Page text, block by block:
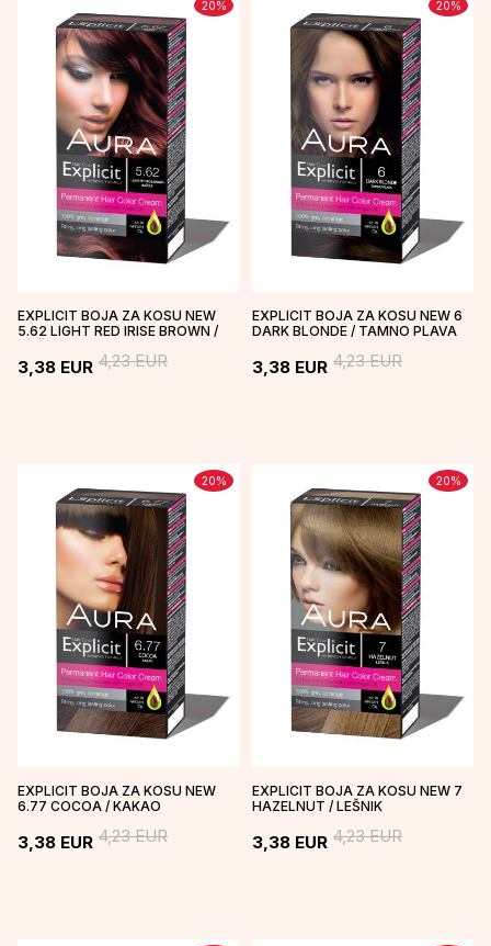
20%
EXPLICIT BOJA ZA KOSU NEW
5.62 LIGHT RED IRISE BROWN /
3,38 EUR 4,23EUR
20%
EXPLICIT BOJA ZA KOSU NEW 6
DARK BLONDE / TAMNO PLAVA
3,38 EUR 4,23EUR
20%
EXPLICIT BOJA ZA KOSU NEW
6.77 COCOA / KAKAO
3,38 EUR 4,23EUR
20%
EXPLICIT BOJA ZA KOSU NEW 7
HAZELNUT / LEŠNIK
3,38 EUR 4,23EUR